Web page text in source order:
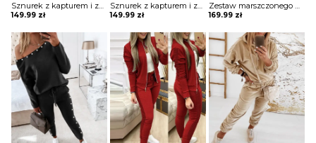
Sznurek z kapturem i zestawami colorblock komplet Sofiya
149.99 zł
Sznurek z kapturem i zestawami colorblock komplet Sofiya
149.99 zł
Zestaw marszczonego płaszcza i spodni cargo z kieszeniami na zamek błyskawiczny komplet Ezzelina
169.99 zł